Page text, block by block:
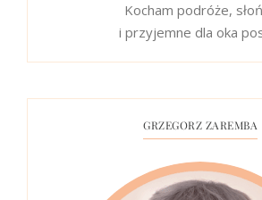
Kocham podróże,
i przyjemne dla oka
GRZEGORZ ZAREMBA